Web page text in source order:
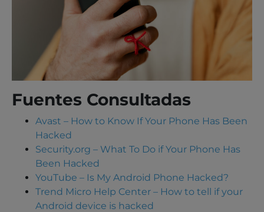
Fuentes Consultadas
Avast – How to Know If Your Phone Has Been
Hacked
Security.org – What To Do if Your Phone Has
Been Hacked
YouTube – Is My Android Phone Hacked?
Trend Micro Help Center – How to tell if your
Android device is hacked